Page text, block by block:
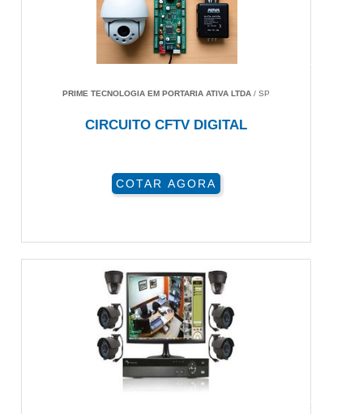
PRIME TECNOLOGIA EM PORTARIA ATIVA LTDA / SP
CIRCUITO CFTV DIGITAL
COTAR AGORA